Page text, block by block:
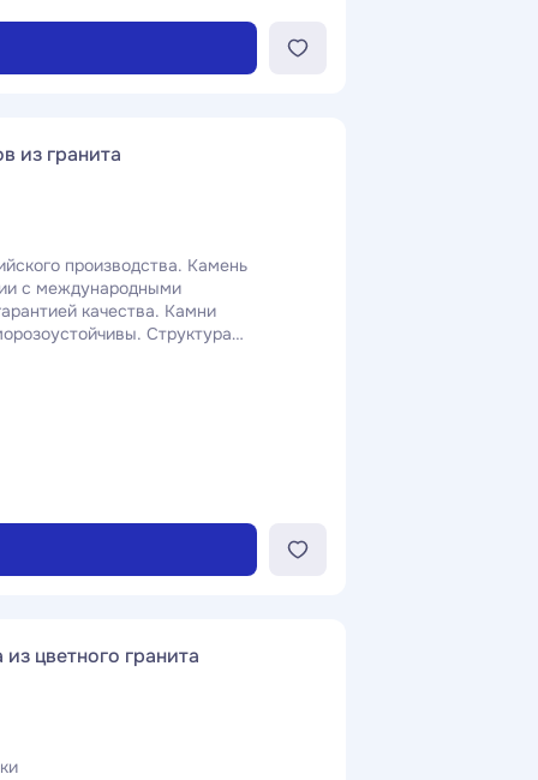
из гранита
производства. Камень
с международными
качества. Камни
Структура
цветного гранита